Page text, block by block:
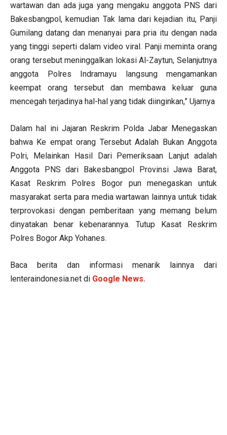
wartawan dan ada juga yang mengaku anggota PNS dari
Bakesbangpol, kemudian Tak lama dari kejadian itu, Panji
Gumilang datang dan menanyai para pria itu dengan nada
yang tinggi seperti dalam video viral. Panji meminta orang
orang tersebut meninggalkan lokasi Al-Zaytun, Selanjutnya
anggota Polres Indramayu langsung mengamankan
keempat orang tersebut dan membawa keluar guna
mencegah terjadinya hal-hal yang tidak diinginkan,” Ujarnya
Dalam hal ini Jajaran Reskrim Polda Jabar Menegaskan
bahwa Ke empat orang Tersebut Adalah Bukan Anggota
Polri, Melainkan Hasil Dari Pemeriksaan Lanjut adalah
Anggota PNS dari Bakesbangpol Provinsi Jawa Barat,
Kasat Reskrim Polres Bogor pun menegaskan untuk
masyarakat serta para media wartawan lainnya untuk tidak
terprovokasi dengan pemberitaan yang memang belum
dinyatakan benar kebenarannya. Tutup Kasat Reskrim
Polres Bogor Akp Yohanes.
Baca berita dan informasi menarik lainnya dari
lenteraindonesia.net di Google News.